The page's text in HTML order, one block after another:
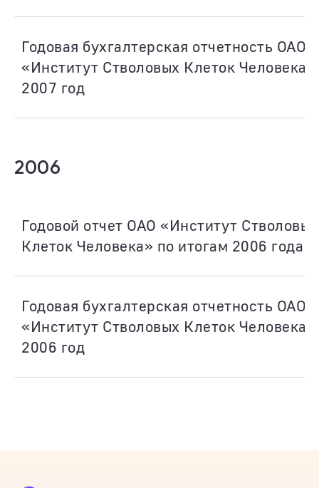
Годовая бухгалтерская отчетность ОАО
«Институт Стволовых Клеток Человека»
2007 год
2006
Годовой отчет ОАО «Институт Стволовых
Клеток Человека» по итогам 2006 года
Годовая бухгалтерская отчетность ОАО
«Институт Стволовых Клеток Человека»
2006 год